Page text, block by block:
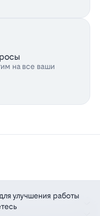
на все ваши
улучшения работы